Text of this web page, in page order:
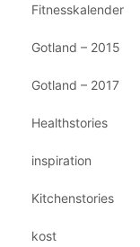
Fitnesskalender
Gotland – 2015
Gotland – 2017
Healthstories
inspiration
Kitchenstories
kost